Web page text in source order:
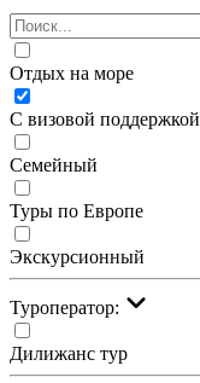
Отдых на море
С визовой поддержкой
Семейный
Туры по Европе
Экскурсионный
Туроператор:
Дилижанс тур